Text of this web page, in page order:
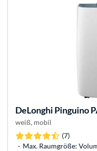
DeLonghi Pinguino
weiß, mobil
(7)
Max. Raumgröße: